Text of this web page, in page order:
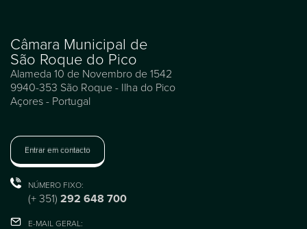
Câmara Municipal de
São Roque do Pico
Alameda 10 de Novembro de 1542
9940-353 São Roque - Ilha do Pico
Açores - Portugal
Entrar em contacto
NÚMERO FIXO:
(+ 351) 292 648 700
E-MAIL GERAL: